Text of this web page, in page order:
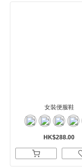
女裝便服鞋
HK$288.00